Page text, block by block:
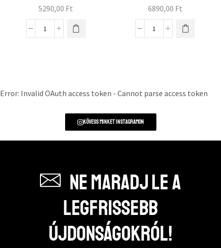
5290,00 Ft 6890,00 Ft
Error: Invalid OAuth access token - Cannot parse access token
Kövess minket instagramon
Ne maradj le a
legfrissebb
újdonságokról!